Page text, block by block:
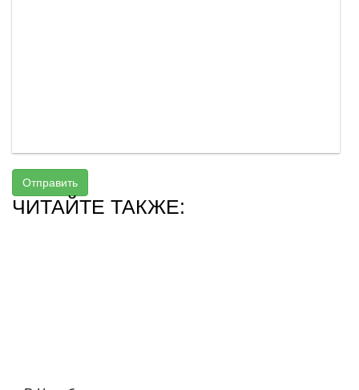
Отправить
ЧИТАЙТЕ ТАКЖЕ: